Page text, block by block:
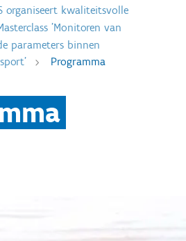
organiseert kwaliteitsvolle
'Monitoren van
parameters binnen
Programma